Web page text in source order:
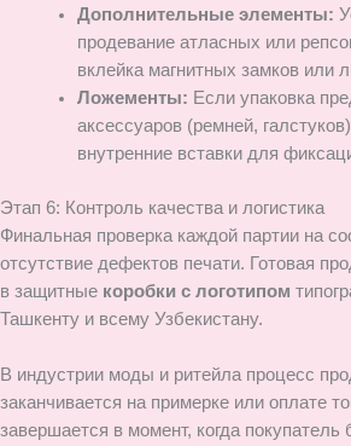
Дополнительные элементы:
продевание атласных или
вклейка магнитных замков или
Ложементы: Если упаковка
аксессуаров (ремней,
внутренние вставки для
Этап 6: Контроль качества и логистика
Финальная проверка каждой партии на
отсутствие дефектов печати. Готовая
в защитные коробки с логотипом
Ташкенту и всему Узбекистану.
В индустрии моды и ритейла процесс
заканчивается на примерке или оплате
завершается в момент, когда покупатель